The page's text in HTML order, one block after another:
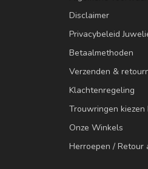
Disclaimer
Privacybeleid
Betaalmethoden
Verzenden &
Klachtenregeling
Trouwringen
Onze Winkels
Herroepen / Retour